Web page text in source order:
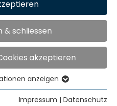
Präsenz
AG Frick
& schliessen
akzeptieren
für grundlegende
anzeigen
Impressum | Datenschutz